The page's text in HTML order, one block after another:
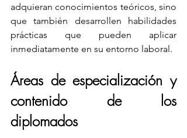
adquieran conocimientos teóricos, sino
que también desarrollen habilidades
prácticas que pueden aplicar
inmediatamente en su entorno laboral.
Áreas de especialización y
contenido de los
diplomados